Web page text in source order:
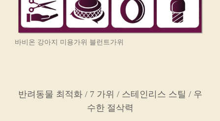
바비온 강아지 미용가위 블런트가위
반려동물 최적화 / 7 가위 / 스테인리스 스틸 / 우
수한 절삭력